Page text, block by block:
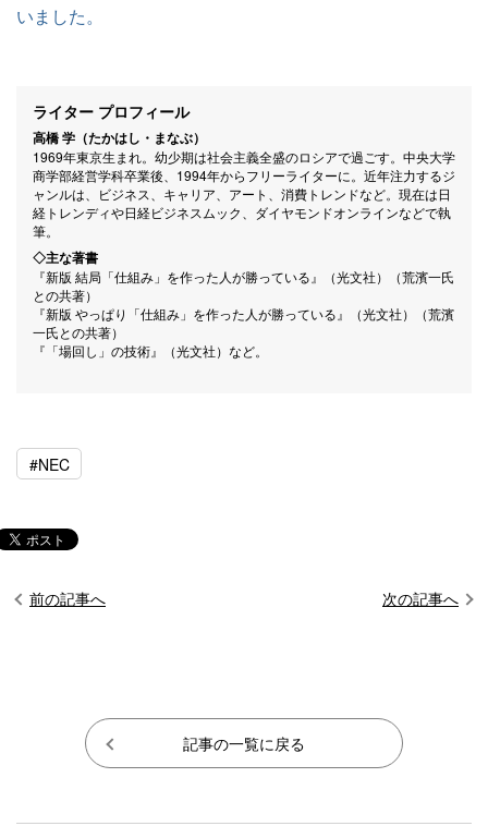
いました。
ライター プロフィール
高橋 学（たかはし・まなぶ）
1969年東京生まれ。幼少期は社会主義全盛のロシアで過ごす。中央大学
商学部経営学科卒業後、1994年からフリーライターに。近年注力するジ
ャンルは、ビジネス、キャリア、アート、消費トレンドなど。現在は日
経トレンディや日経ビジネスムック、ダイヤモンドオンラインなどで執
筆。
◇主な著書
『新版 結局「仕組み」を作った人が勝っている』（光文社）（荒濱一氏
との共著）
『新版 やっぱり「仕組み」を作った人が勝っている』（光文社）（荒濱
一氏との共著）
『「場回し」の技術』（光文社）など。
#NEC
前の記事へ 次の記事へ
記事の一覧に戻る